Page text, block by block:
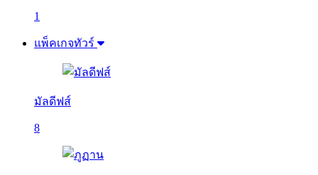
1
แพ็คเกจทัวร์
มัลดีฟส์
8